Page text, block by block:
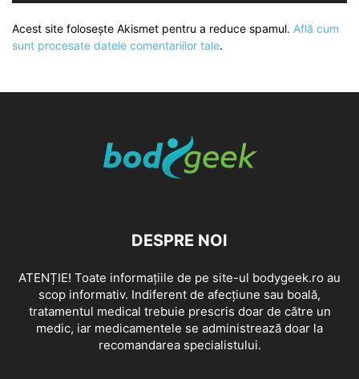
Acest site folosește Akismet pentru a reduce spamul. Află cum
sunt procesate datele comentariilor tale.
DESPRE NOI
ATENȚIE! Toate informațiile de pe site-ul bodygeek.ro au
scop informativ. Indiferent de afecțiune sau boală,
tratamentul medical trebuie prescris doar de către un
medic, iar medicamentele se administrează doar la
recomandarea specialistului.